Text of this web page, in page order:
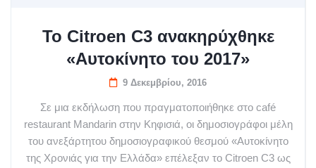
Το Citroen C3 ανακηρύχθηκε
«Αυτοκίνητο του 2017»
9 Δεκεμβρίου, 2016
Σε μια εκδήλωση που πραγματοποιήθηκε στο café
restaurant Mandarin στην Κηφισιά, οι δημοσιογράφοι μέλη
του ανεξάρτητου δημοσιογραφικού θεσμού «Αυτοκίνητο
της Χρονιάς για την Ελλάδα» επέλεξαν το Citroen C3 ως